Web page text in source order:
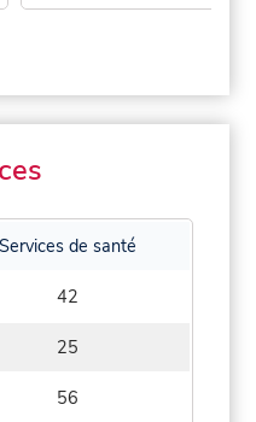
Services de santé
42
25
56